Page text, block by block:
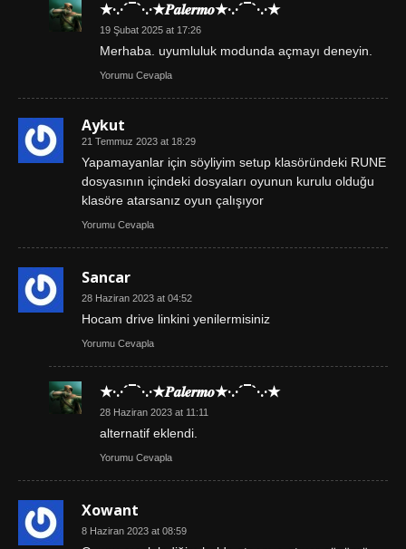
★·.·´¯`·.·★𝑷𝒂𝒍𝒆𝒓𝒎𝒐★·.·´¯`·.·★
19 Şubat 2025 at 17:26
Merhaba. uyumluluk modunda açmayı deneyin.
Yorumu Cevapla
Aykut
21 Temmuz 2023 at 18:29
Yapamayanlar için söyliyim setup klasöründeki RUNE
dosyasının içindeki dosyaları oyunun kurulu olduğu
klasöre atarsanız oyun çalışıyor
Yorumu Cevapla
Sancar
28 Haziran 2023 at 04:52
Hocam drive linkini yenilermisiniz
Yorumu Cevapla
★·.·´¯`·.·★𝑷𝒂𝒍𝒆𝒓𝒎𝒐★·.·´¯`·.·★
28 Haziran 2023 at 11:11
alternatif eklendi.
Yorumu Cevapla
Xowant
8 Haziran 2023 at 08:59